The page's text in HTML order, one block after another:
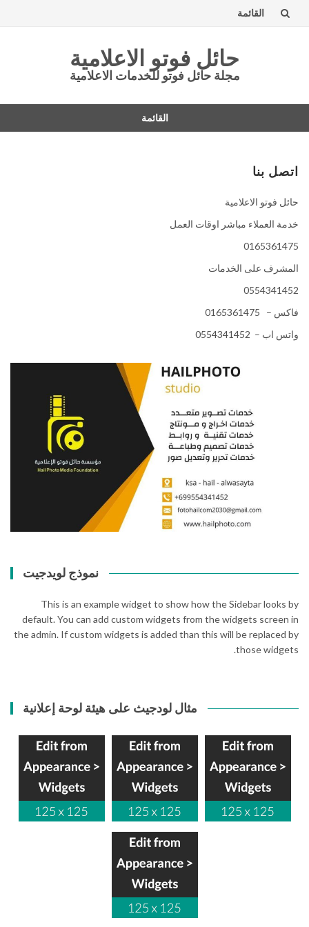
القائمة
حائل فوتو الاعلامية
مجلة حائل فوتو للخدمات الاعلامية
القائمة
المحتوى
اتصل بنا
حائل فوتو الاعلامية
خدمة العملاء مباشر اوقات العمل
0165361475
المشرف على الخدمات
0554341452
فاكس – 0165361475
واتس اب – 0554341452
نموذج لويدجيت
This is an example widget to show how the Sidebar looks by
default. You can add custom widgets from the widgets screen in
the admin. If custom widgets is added than this will be replaced by
those widgets.
مثال لودجيث على هيئة لوحة إعلانية